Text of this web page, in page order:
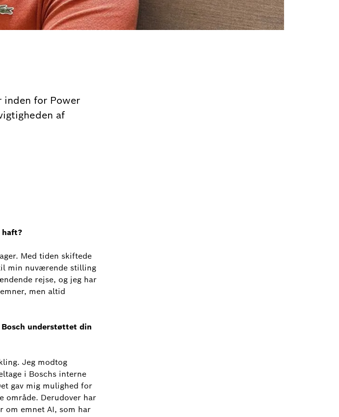
inden for Power
af
Med tiden skiftede
min nuværende stilling
rejse, og jeg har
men altid
understøttet din
Jeg modtog
i Boschs interne
gav mig mulighed for
område. Derudover har
om emnet AI, som har